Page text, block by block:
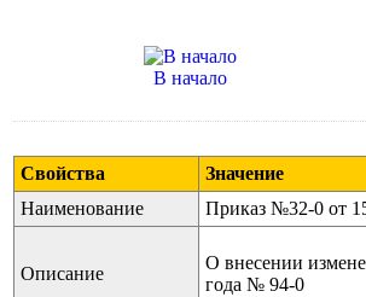
В начало
Свойства
Значение
Наименование
Приказ №32-0 от
Описание
О внесении
года № 94-0